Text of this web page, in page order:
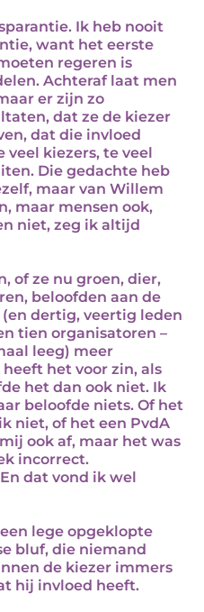
Ik heb nooit
want het eerste
regeren is
Achteraf laat men
er zijn zo
dat ze de kiezer
dat die invloed
veel kiezers, te veel
Die gedachte heb
maar van Willem
maar mensen ook,
niet, zeg ik altijd
of ze nu groen, dier,
beloofden aan de
dertig, veertig leden
tien organisatoren –
leeg) meer
het voor zin, als
het dan ook niet. Ik
beloofde niets. Of het
niet, of het een PvdA
ook af, maar het was
incorrect.
dat vond ik wel
lege opgeklopte
bluf, die niemand
de kiezer immers
hij invloed heeft.